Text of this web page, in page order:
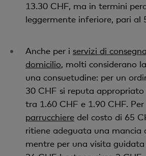
13.30 CHF, ma in termini
leggermente inferiore, pari al
Anche per i servizi di
domicilio, molti considerano
una consuetudine: per un
30 CHF si reputa appropriato
tra 1.60 CHF e 1.90 CHF. Per
parrucchiere del costo di 65
ritiene adeguata una mancia
mentre per una visita